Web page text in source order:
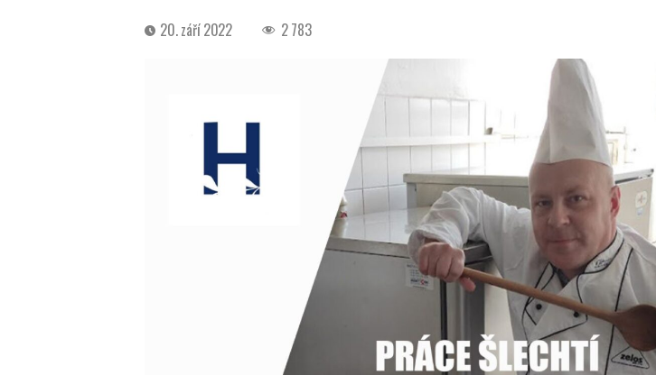
Datum
příspěvku
20. září 2022 2 783